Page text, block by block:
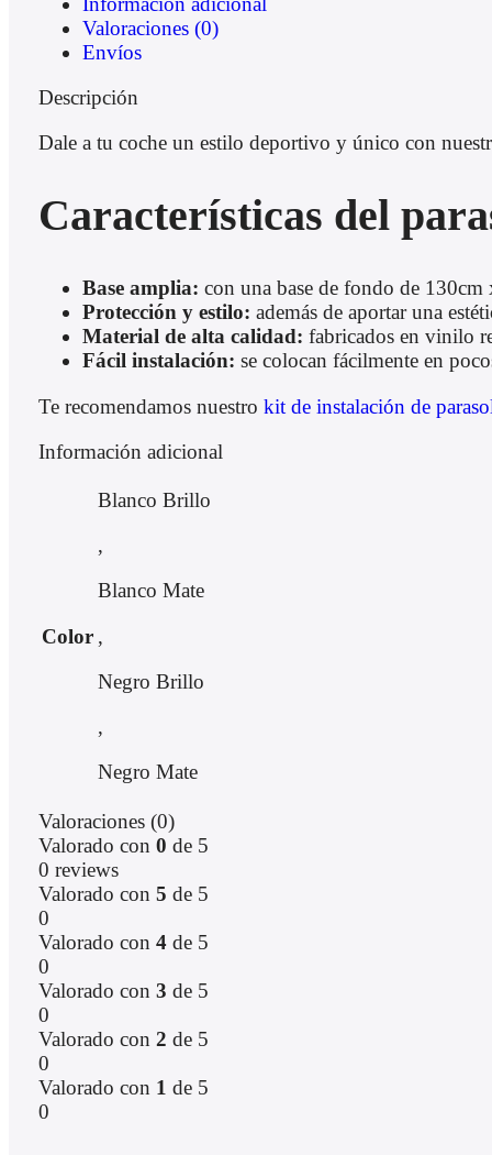
Valoraciones (0)
Envíos
Descripción
Dale a tu coche un estilo deportivo y único con
Características del
Base amplia: con una base de fondo de
Protección y estilo: además de aportar una
Material de alta calidad: fabricados en vinilo
Fácil instalación: se colocan fácilmente en
Te recomendamos nuestro kit de instalación de
Información adicional
Color
Blanco Brillo
,
Blanco Mate
,
Negro Brillo
,
Negro Mate
Valoraciones (0)
Valorado con 0 de 5
0 reviews
Valorado con 5 de 5
0
Valorado con 4de 5
0
Valorado con 3 de 5
0
Valorado con 2 de 5
0
Valorado con 1 de 5
0